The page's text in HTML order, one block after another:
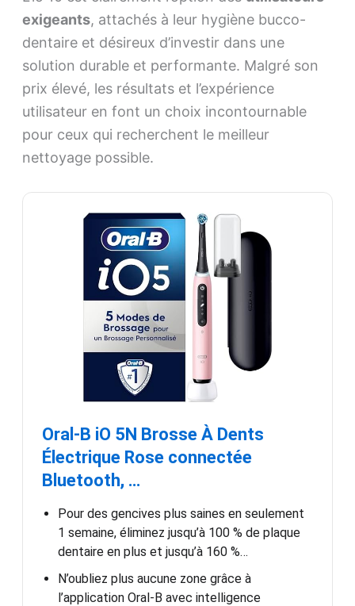
exigeants, attachés à leur hygiène bucco-
dentaire et désireux d’investir dans une
solution durable et performante. Malgré son
prix élevé, les résultats et l’expérience
utilisateur en font un choix incontournable
pour ceux qui recherchent le meilleur
nettoyage possible.
Oral-B iO 5N Brosse À Dents
Électrique Rose connectée
Bluetooth, …
Pour des gencives plus saines en seulement
1 semaine, éliminez jusqu’à 100 % de plaque
dentaire en plus et jusqu’à 160 %…
N’oubliez plus aucune zone grâce à
l’application Oral-B avec intelligence